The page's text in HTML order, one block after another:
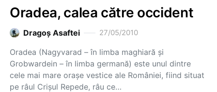
Oradea, calea către occident
Dragoş Asaftei 27/05/2010
Oradea (Nagyvarad – în limba maghiară şi
Grobwardein – în limba germană) este unul dintre
cele mai mare oraşe vestice ale României, fiind situat
pe râul Crişul Repede, râu ce…